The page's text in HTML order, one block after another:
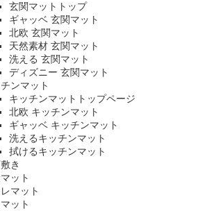
玄関マットトップ
ギャッベ 玄関マット
北欧 玄関マット
天然素材 玄関マット
洗える 玄関マット
ディズニー 玄関マット
ンマット
キッチンマットトップページ
北欧 キッチンマット
ギャッベ キッチンマット
洗えるキッチンマット
拭けるキッチンマット
き
ット
レマット
ット